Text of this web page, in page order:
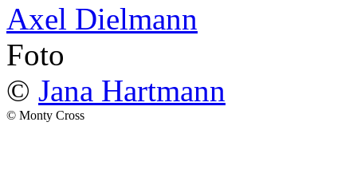
Axel Dielmann
Foto
© Jana Hartmann
© Monty Cross